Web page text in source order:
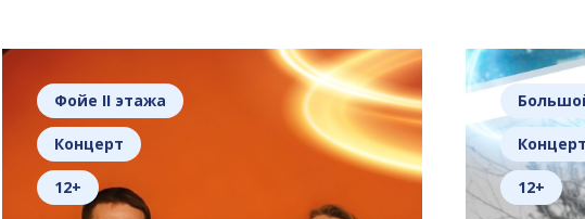
Фойе II этажа
Концерт
12+
Концерт
12+